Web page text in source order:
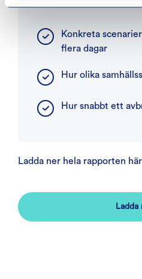
Konkreta
flera dagar
Hur olika
Hur snabbt ett
Ladda ner hela rapporten
Ladda